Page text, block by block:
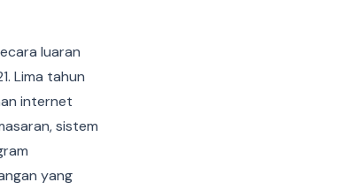
luaran
Lima tahun
internet
sistem
yang